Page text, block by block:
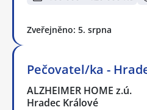
Zveřejněno: 5. srpna
Pečovatel/ka -
ALZHEIMER HOME z.ú.
Hradec Králové